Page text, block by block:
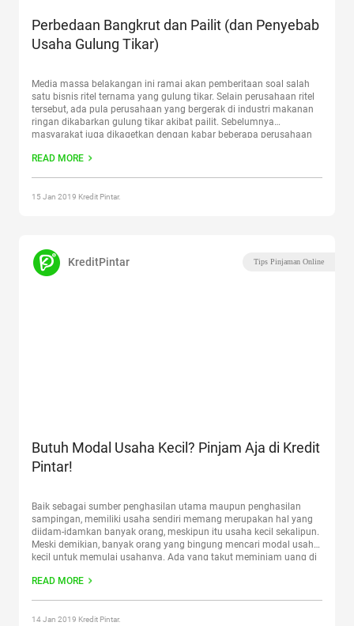
Perbedaan Bangkrut dan Pailit (dan Penyebab
Usaha Gulung Tikar)
Media massa belakangan ini ramai akan pemberitaan soal salah
satu bisnis ritel ternama yang gulung tikar. Selain perusahaan ritel
tersebut, ada pula perusahaan yang bergerak di industri makanan
ringan dikabarkan gulung tikar akibat pailit. Sebelumnya
masyarakat juga dikagetkan dengan kabar beberapa perusahaan
tidak hanya berlaku untuk
READ MORE
15 Jan 2019 Kredit Pintar.
KreditPintar Tips Pinjaman Online
Butuh Modal Usaha Kecil? Pinjam Aja di Kredit
Pintar!
Baik sebagai sumber penghasilan utama maupun penghasilan
sampingan, memiliki usaha sendiri memang merupakan hal yang
diidam-idamkan banyak orang, meskipun itu usaha kecil sekalipun.
Meski demikian, banyak orang yang bingung mencari modal usaha
kecil untuk memulai usahanya. Ada yang takut meminjam uang di
mengembalikan uang pinjamannya. Ada
READ MORE
14 Jan 2019 Kredit Pintar.